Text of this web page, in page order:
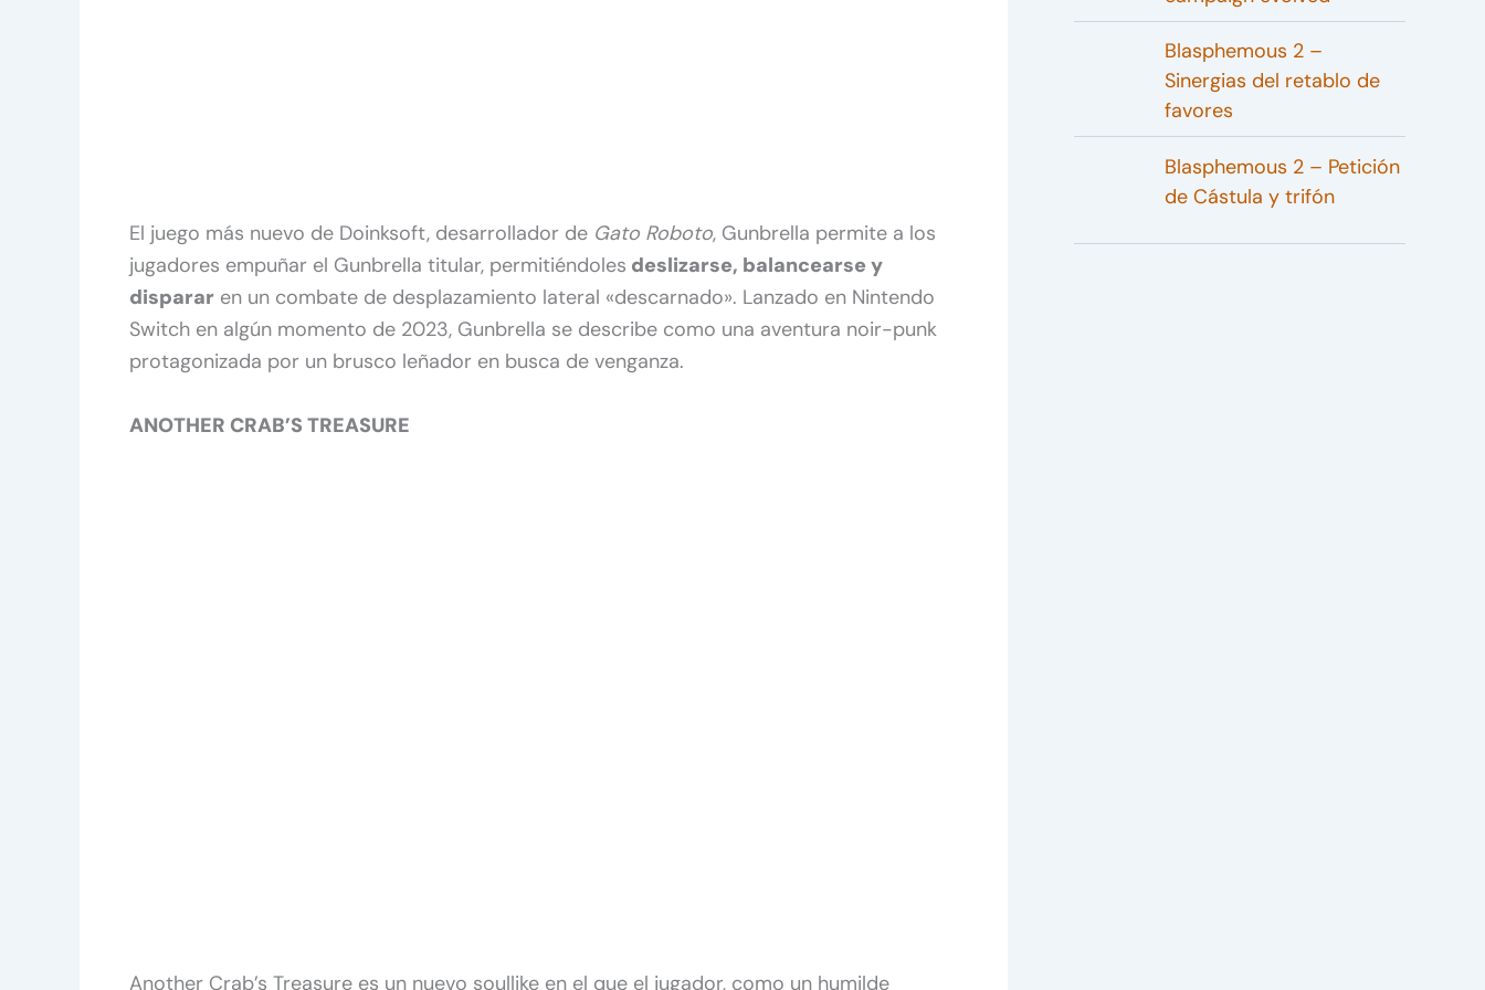
El juego más nuevo de Doinksoft, desarrollador de Gato Roboto, Gunbrella permite a los
jugadores empuñar el Gunbrella titular, permitiéndoles deslizarse, balancearse y
disparar en un combate de desplazamiento lateral «descarnado». Lanzado en Nintendo
Switch en algún momento de 2023, Gunbrella se describe como una aventura noir-punk
protagonizada por un brusco leñador en busca de venganza.
ANOTHER CRAB’S TREASURE
Another Crab’s Treasure es un nuevo soullike en el que el jugador, como un humilde
Blasphemous 2 –
Sinergias del retablo de
favores
Blasphemous 2 – Petición
de Cástula y trifón